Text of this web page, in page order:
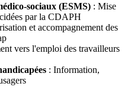
sociaux (ESMS) : Mise
par la CDAPH
et accompagnement des
vers l'emploi des travailleurs
: Information,